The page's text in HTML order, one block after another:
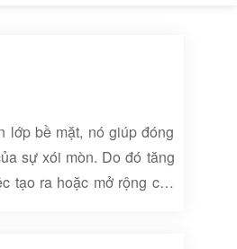
lớp bề mặt, nó giúp đóng
sự xói mòn. Do đó tăng
tạo ra hoặc mở rộng các